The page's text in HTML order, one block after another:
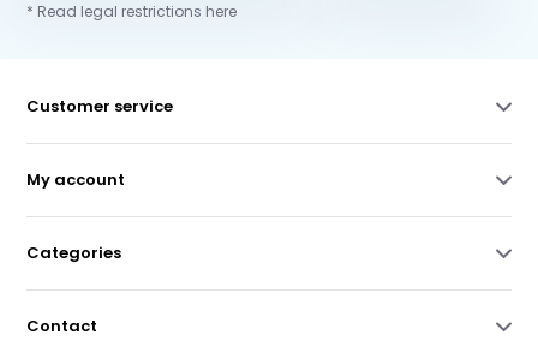
* Read legal restrictions here
Customer service
My account
Categories
Contact